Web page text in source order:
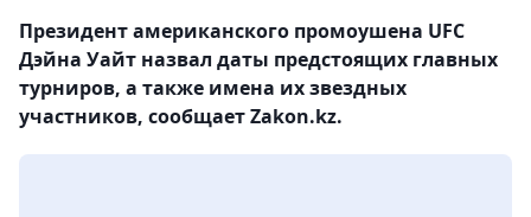
Президент американского промоушена UFC
Дэйна Уайт назвал даты предстоящих главных
турниров, а также имена их звездных
участников, сообщает Zakon.kz.